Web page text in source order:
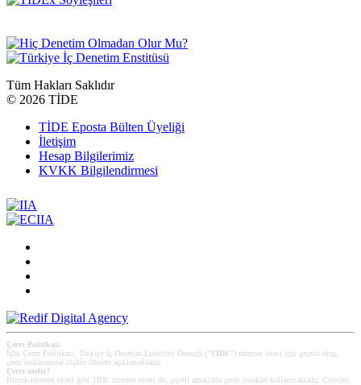
Tüm Hakları Saklıdır
© 2026 TİDE
TİDE Eposta Bülten Üyeliği
İletişim
Hesap Bilgilerimiz
KVKK Bilgilendirmesi
Çerez Politikası
İşbu Çerez Politikası, Türkiye İç Denetim Enstitüsü Derneği (" TİDE ") internet sitesi için geçerli olup,
çerez kullanımına ilişkin ilkeleri açıklamaktadır.
Çerez nedir?
Birçok internet sitesi gibi TİDE internet sitesi de, çeşitli amaçlarla çerez (cookie) kullanmaktadır. Çerezler;